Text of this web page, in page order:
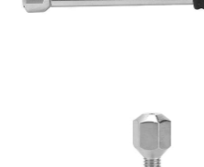
Контакты
Оформление заказа